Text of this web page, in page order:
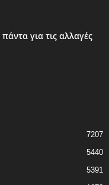
για τις αλλαγές
7207
5440
5391